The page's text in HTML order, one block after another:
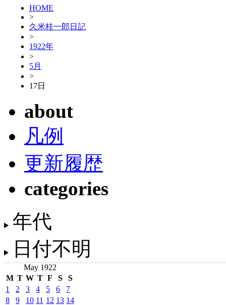
HOME
>
久米桂一郎日記
>
1922年
>
5月
>
17日
about
凡例
更新履歴
categories
年代
日付不明
May 1922
M T W T F S S
1 2 3 4 5 6
7
8
9 10 11 12 13 14